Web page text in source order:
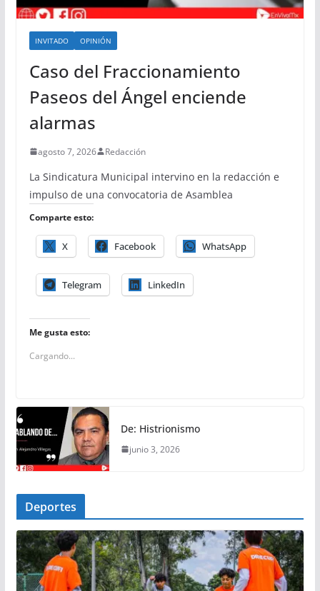
INVITADO OPINIÓN
Caso del Fraccionamiento
Paseos del Ángel enciende
alarmas
agosto 7, 2026 Redacción
La Sindicatura Municipal intervino en la redacción e
impulso de una convocatoria de Asamblea
Comparte esto:
X Facebook WhatsApp
Telegram LinkedIn
Me gusta esto:
Cargando...
De: Histrionismo
junio 3, 2026
Deportes